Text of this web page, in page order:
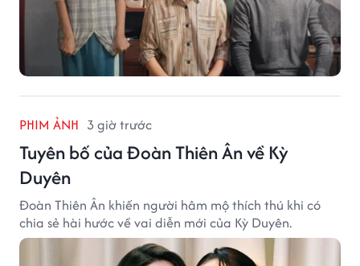
PHIM ẢNH 3 giờ trước
Tuyên bố của Đoàn Thiên Ân về Kỳ
Duyên
Đoàn Thiên Ân khiến người hâm mộ thích thú khi có
chia sẻ hài hước về vai diễn mới của Kỳ Duyên.